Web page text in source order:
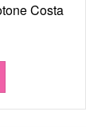
Costa